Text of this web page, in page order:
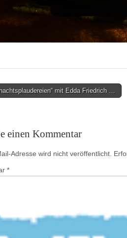
mit Edda Friedrich …
einen Kommentar
Adresse wird nicht veröffentlicht.
*